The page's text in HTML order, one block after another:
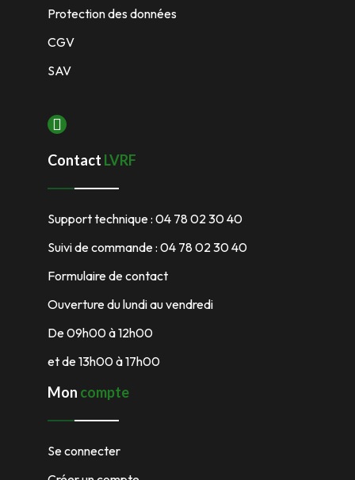
Protection des données
CGV
SAV
Contact LVRF
Support technique : 04 78 02 30 40
Suivi de commande : 04 78 02 30 40
Formulaire de contact
Ouverture du lundi au vendredi
De 09h00 à 12h00
et de 13h00 à 17h00
Mon compte
Se connecter